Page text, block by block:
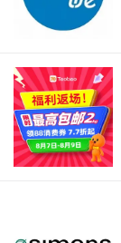
温哥华 UBC